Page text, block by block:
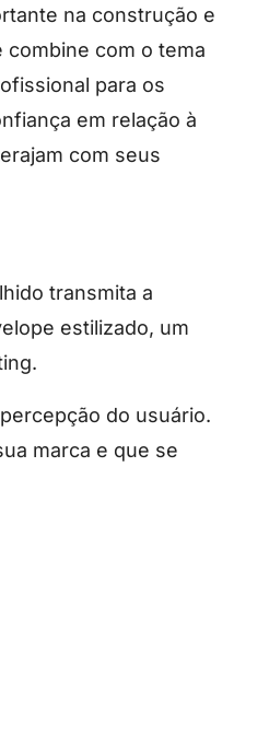
na construção e
combine com o tema
para os
em relação à
com seus
transmita a
estilizado, um
do usuário.
marca e que se